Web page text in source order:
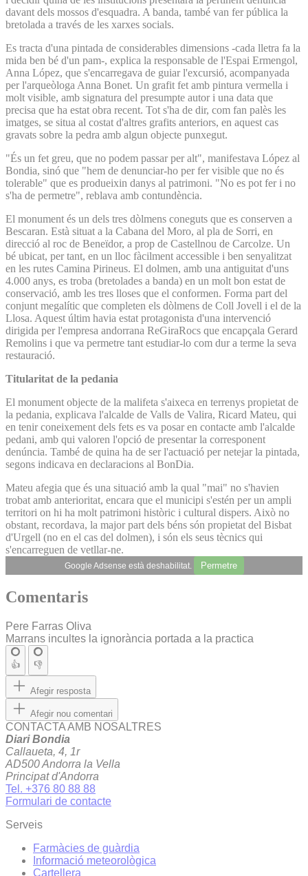
davant dels mossos d'esquadra. A banda, també van fer pública la
bretolada a través de les xarxes socials.
Es tracta d'una pintada de considerables dimensions -cada lletra fa la
mida ben bé d'un pam-, explica la responsable de l'Espai Ermengol,
Anna López, que s'encarregava de guiar l'excursió, acompanyada
per l'arqueòloga Anna Bonet. Un grafit fet amb pintura vermella i
molt visible, amb signatura del presumpte autor i una data que
precisa que ha estat obra recent. Tot s'ha de dir, com fan palès les
imatges, se situa al costat d'altres grafits anteriors, en aquest cas
gravats sobre la pedra amb algun objecte punxegut.
"És un fet greu, que no podem passar per alt", manifestava López al
Bondia, sinó que "hem de denunciar-ho per fer visible que no és
tolerable" que es produeixin danys al patrimoni. "No es pot fer i no
s'ha de permetre", reblava amb contundència.
El monument és un dels tres dòlmens coneguts que es conserven a
Bescaran. Està situat a la Cabana del Moro, al pla de Sorri, en
direcció al roc de Beneïdor, a prop de Castellnou de Carcolze. Un
bé ubicat, per tant, en un lloc fàcilment accessible i ben senyalitzat
en les rutes Camina Pirineus. El dolmen, amb una antiguitat d'uns
4.000 anys, es troba (bretolades a banda) en un molt bon estat de
conservació, amb les tres lloses que el conformen. Forma part del
conjunt megalític que completen els dòlmens de Coll Jovell i el de la
Llosa. Aquest últim havia estat protagonista d'una intervenció
dirigida per l'empresa andorrana ReGiraRocs que encapçala Gerard
Remolins i que va permetre tant estudiar-lo com dur a terme la seva
restauració.
Titularitat de la pedania
El monument objecte de la malifeta s'aixeca en terrenys propietat de
la pedania, explicava l'alcalde de Valls de Valira, Ricard Mateu, qui
en tenir coneixement dels fets es va posar en contacte amb l'alcalde
pedani, amb qui valoren l'opció de presentar la corresponent
denúncia. També de quina ha de ser l'actuació per netejar la pintada,
segons indicava en declaracions al BonDia.
Mateu afegia que és una situació amb la qual "mai" no s'havien
trobat amb anterioritat, encara que el municipi s'estén per un ampli
territori on hi ha molt patrimoni històric i cultural dispers. Això no
obstant, recordava, la major part dels béns són propietat del Bisbat
d'Urgell (no en el cas del dolmen), i són els seus tècnics qui
s'encarreguen de vetllar-ne.
Google Adsense està deshabilitat. Permetre
Comentaris
Pere Farras Oliva
Marrans incultes la ignorància portada a la practica
👍 👎
Afegir resposta
Afegir nou comentari
CONTACTA AMB NOSALTRES
Diari Bondia
Callaueta, 4, 1r
AD500 Andorra la Vella
Principat d'Andorra
Tel. +376 80 88 88
Formulari de contacte
Serveis
Farmàcies de guàrdia
Informació meteorològica
Cartellera